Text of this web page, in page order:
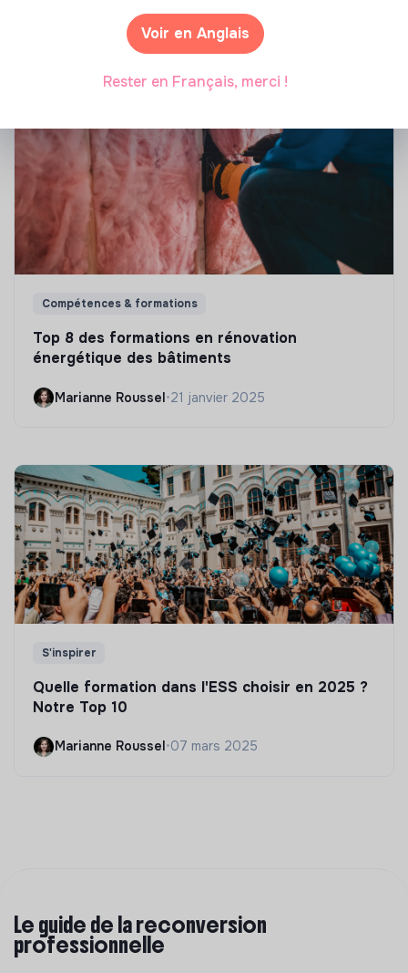
Marianne Roussel 09 janvier 2024
Compétences & formations
Top 8 des formations en rénovation
énergétique des bâtiments
Marianne Roussel•21 janvier 2025
S'inspirer
Quelle formation dans l'ESS choisir en 2025 ?
Notre Top 10
Marianne Roussel •07 mars 2025
Le guide de la reconversion
professionnelle
Voir en Anglais
Rester en Français, merci !